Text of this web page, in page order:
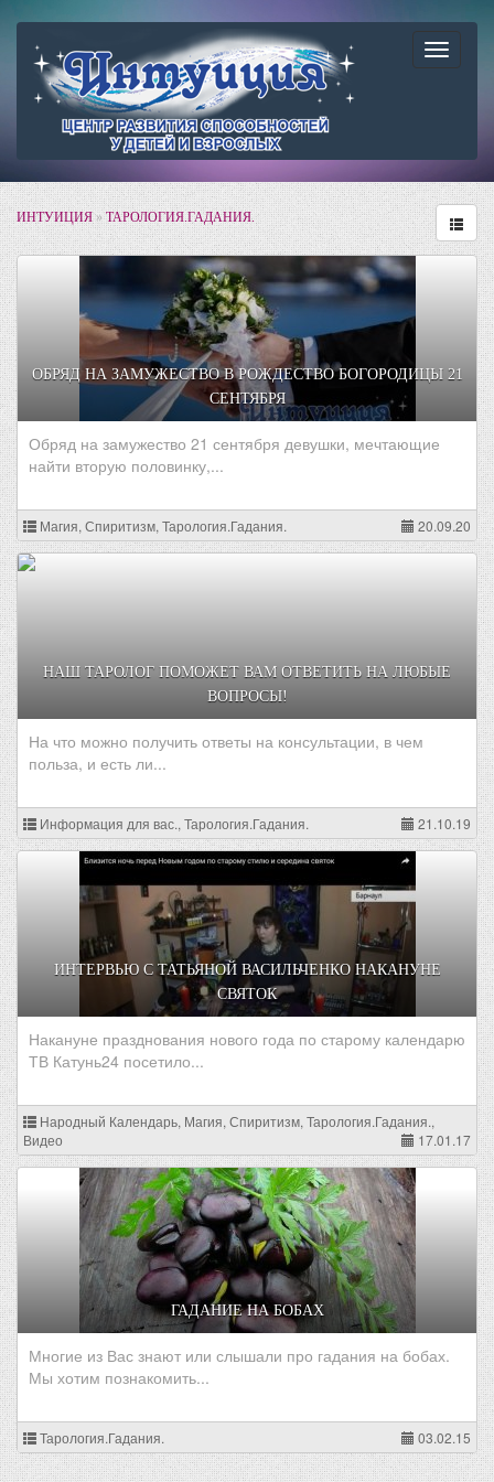
ИНТУИЦИЯ»ТАРОЛОГИЯ.ГАДАНИЯ.
ОБРЯД НА ЗАМУЖЕСТВО В РОЖДЕСТВО БОГОРОДИЦЫ 21
СЕНТЯБРЯ
Обряд на замужество 21 сентября девушки, мечтающие
найти вторую половинку,...
Магия, Спиритизм, Тарология.Гадания. 20.09.20
НАШ ТАРОЛОГ ПОМОЖЕТ ВАМ ОТВЕТИТЬ НА ЛЮБЫЕ
ВОПРОСЫ!
На что можно получить ответы на консультации, в чем
польза, и есть ли...
Информация для вас., Тарология.Гадания. 21.10.19
ИНТЕРВЬЮ С ТАТЬЯНОЙ ВАСИЛЬЧЕНКО НАКАНУНЕ
СВЯТОК
Накануне празднования нового года по старому календарю
ТВ Катунь24 посетило...
Народный Календарь, Магия, Спиритизм, Тарология.Гадания.,
Видео
17.01.17
ГАДАНИЕ НА БОБАХ
Многие из Вас знают или слышали про гадания на бобах.
Мы хотим познакомить...
Тарология.Гадания. 03.02.15